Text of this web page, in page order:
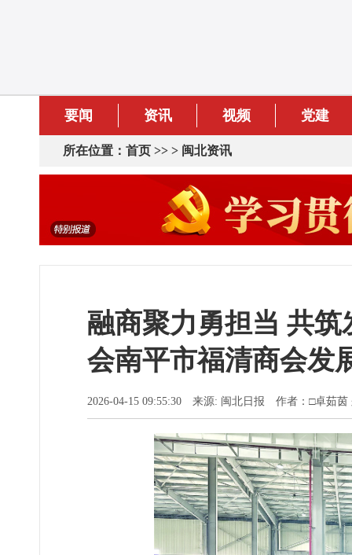
要闻 资讯 视频 党建
所在位置： 首页 >> > 闽北资讯
融商聚力勇担当 共
会南平市福清商会发
2026-04-15 09:55:30 来源: 闽北日报 作者：□卓茹茵